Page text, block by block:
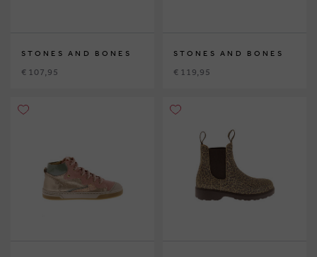
STONES AND BONES
€ 107,95
STONES AND BONES
€ 119,95